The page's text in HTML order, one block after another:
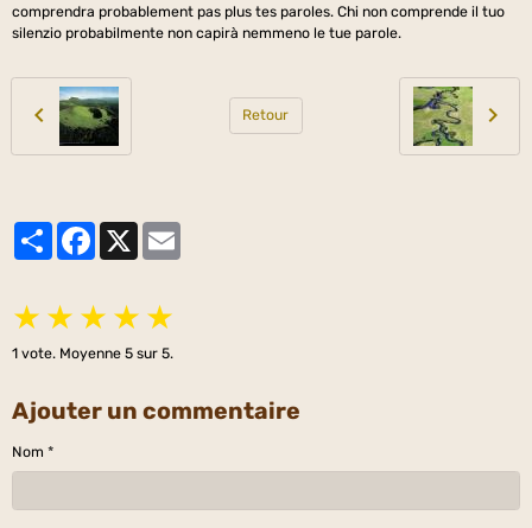
comprendra probablement pas plus tes paroles. Chi non comprende il tuo
silenzio probabilmente non capirà nemmeno le tue parole.
Retour
PartagerFacebook
X
★ ★ ★ ★ ★
1 vote. Moyenne 5 sur 5.
Ajouter un commentaire
Nom